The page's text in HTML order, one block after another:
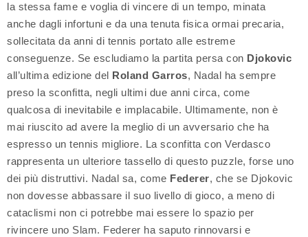
la stessa fame e voglia di vincere di un tempo, minata
anche dagli infortuni e da una tenuta fisica ormai precaria,
sollecitata da anni di tennis portato alle estreme
conseguenze. Se escludiamo la partita persa con Djokovic
all’ultima edizione del Roland Garros, Nadal ha sempre
preso la sconfitta, negli ultimi due anni circa, come
qualcosa di inevitabile e implacabile. Ultimamente, non è
mai riuscito ad avere la meglio di un avversario che ha
espresso un tennis migliore. La sconfitta con Verdasco
rappresenta un ulteriore tassello di questo puzzle, forse uno
dei più distruttivi. Nadal sa, come Federer, che se Djokovic
non dovesse abbassare il suo livello di gioco, a meno di
cataclismi non ci potrebbe mai essere lo spazio per
rivincere uno Slam. Federer ha saputo rinnovarsi e